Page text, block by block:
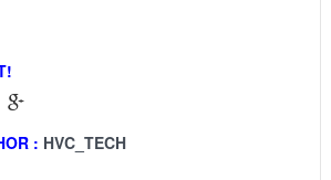
: HVC_TECH